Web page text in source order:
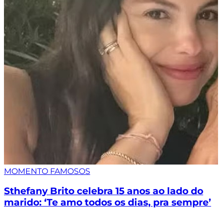
MOMENTO FAMOSOS
Sthefany Brito celebra 15 anos ao lado do
marido: ‘Te amo todos os dias, pra sempre’